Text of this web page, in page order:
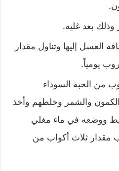
بعد غليه.
العسل إليها وتناول مقدار
يومياً.
من الحبة السوداء
والشمر وخلطهم وأخذ
ووضعه في ماء مغلي
مقدار ثلاث أكواب من